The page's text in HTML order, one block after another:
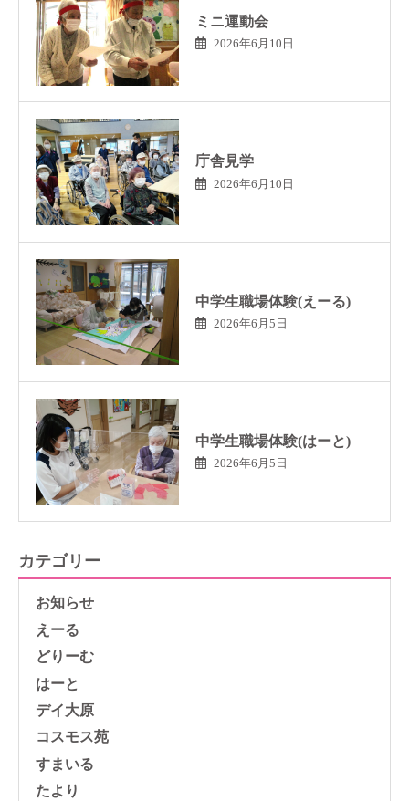
ミニ運動会
2026年6月10日
庁舎見学
2026年6月10日
中学生職場体験(えーる)
2026年6月5日
中学生職場体験(はーと)
2026年6月5日
カテゴリー
お知らせ
えーる
どりーむ
はーと
デイ大原
コスモス苑
すまいる
たより